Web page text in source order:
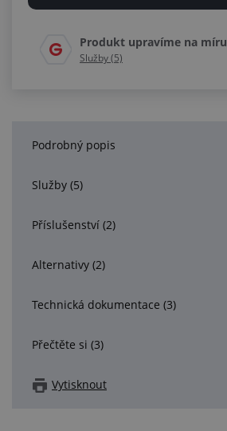
Produkt upravíme na míru
Služby (5)
Podrobný popis
Služby (5)
Příslušenství (2)
Alternativy (2)
Technická dokumentace (3)
Přečtěte si (3)
Vytisknout